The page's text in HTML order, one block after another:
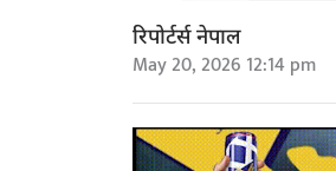
रिपोर्टर्स नेपाल
May 20, 2026 12:14 pm